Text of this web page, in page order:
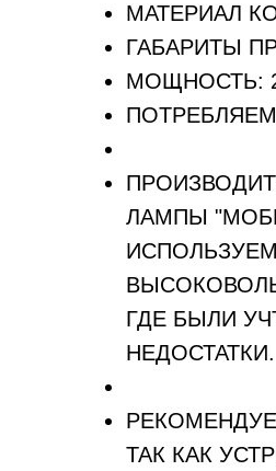
МАТЕРИАЛ
ГАБАРИТЫ
МОЩНОСТЬ:
ЛАМПЫ
ГДЕ БЫЛИ
НЕДОСТАТКИ.
ТАК КАК